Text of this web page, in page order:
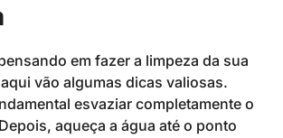
em fazer a limpeza da sua
aqui vão algumas dicas valiosas.
esvaziar completamente o
aqueça a água até o ponto